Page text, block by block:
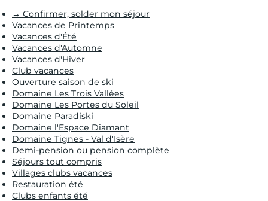
→ Confirmer, solder mon séjour
Vacances de Printemps
Vacances d'Été
Vacances d'Automne
Vacances d'Hiver
Club vacances
Ouverture saison de ski
Domaine Les Trois Vallées
Domaine Les Portes du Soleil
Domaine Paradiski
Domaine l'Espace Diamant
Domaine Tignes - Val d'Isère
Demi-pension ou pension complète
Séjours tout compris
Villages clubs vacances
Restauration été
Clubs enfants été